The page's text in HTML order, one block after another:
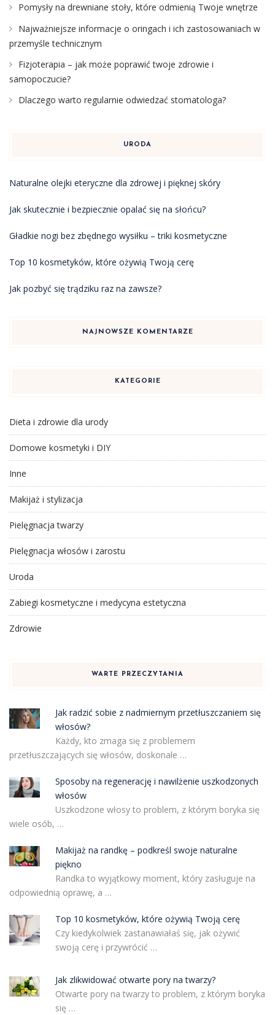
Pomysły na drewniane stoły, które odmienią Twoje wnętrze
Najważniejsze informacje o oringach i ich zastosowaniach w
przemyśle technicznym
Fizjoterapia – jak może poprawić twoje zdrowie i
samopoczucie?
Dlaczego warto regularnie odwiedzać stomatologa?
URODA
Naturalne olejki eteryczne dla zdrowej i pięknej skóry
Jak skutecznie i bezpiecznie opalać się na słońcu?
Gładkie nogi bez zbędnego wysiłku – triki kosmetyczne
Top 10 kosmetyków, które ożywią Twoją cerę
Jak pozbyć się trądziku raz na zawsze?
NAJNOWSZE KOMENTARZE
KATEGORIE
Dieta i zdrowie dla urody
Domowe kosmetyki i DIY
Inne
Makijaż i stylizacja
Pielęgnacja twarzy
Pielęgnacja włosów i zarostu
Uroda
Zabiegi kosmetyczne i medycyna estetyczna
Zdrowie
WARTE PRZECZYTANIA
Jak radzić sobie z nadmiernym przetłuszczaniem się
włosów?
Każdy, kto zmaga się z problemem
przetłuszczających się włosów, doskonale …
Sposoby na regenerację i nawilżenie uszkodzonych
włosów
Uszkodzone włosy to problem, z którym boryka się
wiele osób, …
Makijaż na randkę – podkreśl swoje naturalne
piękno
Randka to wyjątkowy moment, który zasługuje na
odpowiednią oprawę, a …
Top 10 kosmetyków, które ożywią Twoją cerę
Czy kiedykolwiek zastanawiałaś się, jak ożywić
swoją cerę i przywrócić …
Jak zlikwidować otwarte pory na twarzy?
Otwarte pory na twarzy to problem, z którym boryka
się …